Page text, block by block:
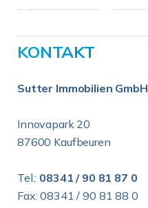
KONTAKT
Sutter Immobilien GmbH
Innovapark 20
87600 Kaufbeuren
Tel.: 08341 / 90 81 87 0
Fax: 08341 / 90 81 88 0